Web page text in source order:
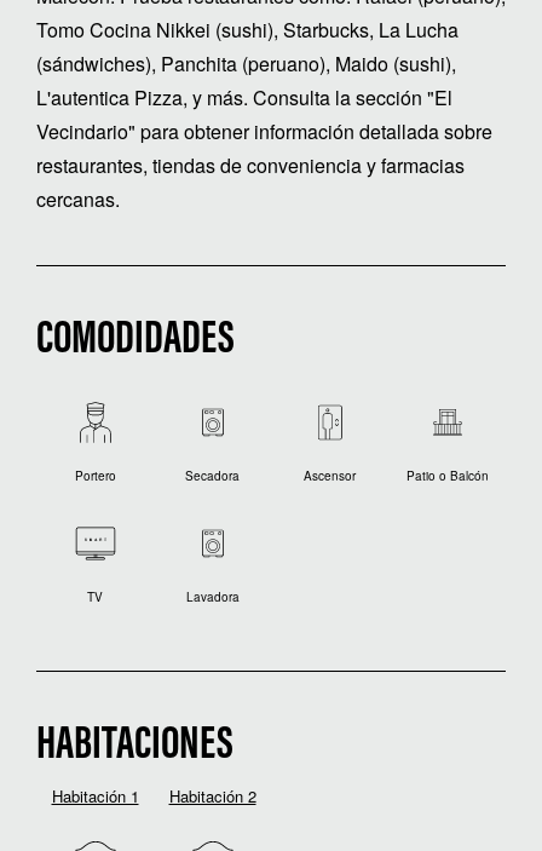
Tomo Cocina Nikkei (sushi), Starbucks, La Lucha
(sándwiches), Panchita (peruano), Maido (sushi),
L'autentica Pizza, y más. Consulta la sección "El
Vecindario" para obtener información detallada sobre
restaurantes, tiendas de conveniencia y farmacias
cercanas.
COMODIDADES
Portero Secadora Ascensor Patio o Balcón
TV Lavadora
HABITACIONES
Habitación 1 Habitación 2